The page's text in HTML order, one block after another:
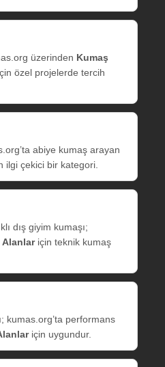
üzerinden Kumaş
özel projelerde tercih
abiye kumaş arayan
ilgi çekici bir kategori.
dış giyim kumaşı;
Alanlariçin teknik kumaş
kumas.org’ta performans
için uygundur.